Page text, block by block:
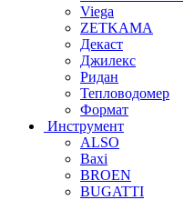
Viega
ZETKAMA
Декаст
Джилекс
Ридан
Тепловодомер
Формат
Инструмент
ALSO
Baxi
BROEN
BUGATTI